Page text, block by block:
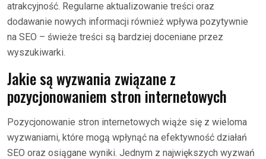
atrakcyjność. Regularne aktualizowanie treści oraz
dodawanie nowych informacji również wpływa pozytywnie
na SEO – świeże treści są bardziej doceniane przez
wyszukiwarki.
Jakie są wyzwania związane z
pozycjonowaniem stron internetowych
Pozycjonowanie stron internetowych wiąże się z wieloma
wyzwaniami, które mogą wpłynąć na efektywność działań
SEO oraz osiągane wyniki. Jednym z największych wyzwań